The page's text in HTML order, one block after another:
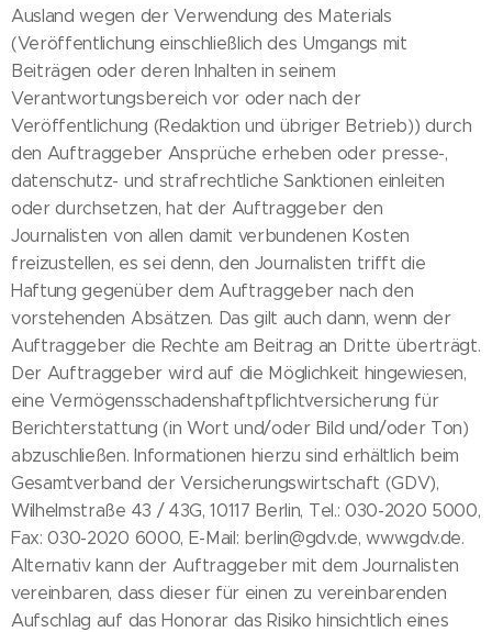
Ausland wegen der Verwendung des Materials
(Veröffentlichung einschließlich des Umgangs mit
Beiträgen oder deren Inhalten in seinem
Verantwortungsbereich vor oder nach der
Veröffentlichung (Redaktion und übriger Betrieb)) durch
den Auftraggeber Ansprüche erheben oder presse-,
datenschutz- und strafrechtliche Sanktionen einleiten
oder durchsetzen, hat der Auftraggeber den
Journalisten von allen damit verbundenen Kosten
freizustellen, es sei denn, den Journalisten trifft die
Haftung gegenüber dem Auftraggeber nach den
vorstehenden Absätzen. Das gilt auch dann, wenn der
Auftraggeber die Rechte am Beitrag an Dritte überträgt.
Der Auftraggeber wird auf die Möglichkeit hingewiesen,
eine Vermögensschadenshaftpflichtversicherung für
Berichterstattung (in Wort und/oder Bild und/oder Ton)
abzuschließen. Informationen hierzu sind erhältlich beim
Gesamtverband der Versicherungswirtschaft (GDV),
Wilhelmstraße 43 / 43G, 10117 Berlin, Tel.: 030-2020 5000,
Fax: 030-2020 6000, E-Mail: berlin@gdv.de, www.gdv.de.
Alternativ kann der Auftraggeber mit dem Journalisten
vereinbaren, dass dieser für einen zu vereinbarenden
Aufschlag auf das Honorar das Risiko hinsichtlich eines